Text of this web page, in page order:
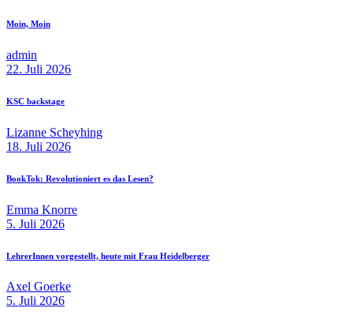
Moin, Moin
admin
22. Juli 2026
KSC backstage
Lizanne Scheyhing
18. Juli 2026
BookTok: Revolutioniert es das Lesen?
Emma Knorre
5. Juli 2026
LehrerInnen vorgestellt, heute mit Frau Heidelberger
Axel Goerke
5. Juli 2026